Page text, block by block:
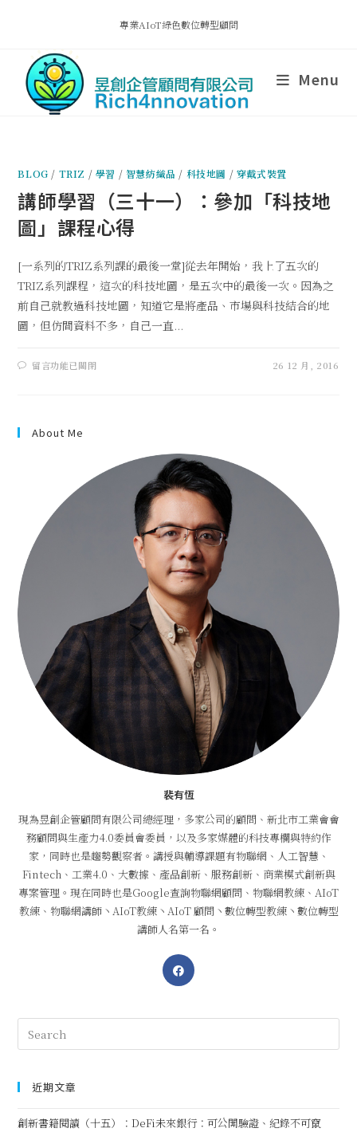
專業AIoT綠色數位轉型顧問
Menu
BLOG / TRIZ / 學習 / 智慧紡織品 / 科技地圖 / 穿戴式裝置
講師學習（三十一）：參加「科技地
圖」課程心得
[一系列的TRIZ系列課的最後一堂]從去年開始，我上了五次的
TRIZ系列課程，這次的科技地圖，是五次中的最後一次。因為之
前自己就教過科技地圖，知道它是將產品、市場與科技結合的地
圖，但仿間資料不多，自己一直...
留言功能已關閉 26 12 月, 2016
About Me
裴有恆
現為昱創企管顧問有限公司總經理，多家公司的顧問、新北市工業會會
務顧問與生產力4.0委員會委員，以及多家媒體的科技專欄與特約作
家，同時也是趨勢觀察者。講授與輔導課題有物聯網、人工智慧、
Fintech、工業4.0、大數據、產品創新、服務創新、商業模式創新與
專案管理。現在同時也是Google查詢物聯網顧問、物聯網教練、AIoT
教練、物聯網講師丶AIoT教練丶AIoT 顧問丶數位轉型教練丶數位轉型
講師人名第一名。
近期文章
創新書籍閱讀（十五）：DeFi未來銀行：可公開驗證、紀錄不可竄